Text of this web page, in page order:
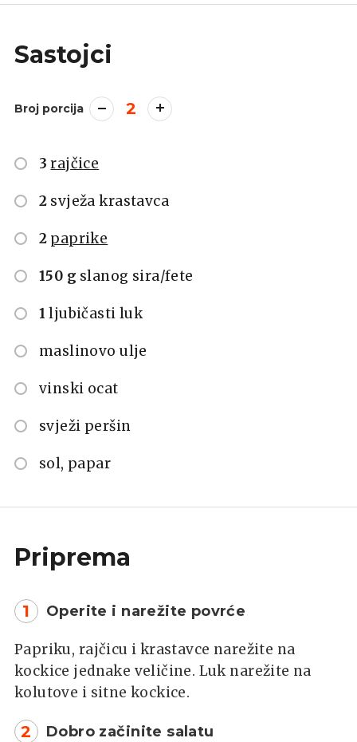
Sastojci
Broj porcija 2
3 rajčice
2 svježa krastavca
2 paprike
150 g slanog sira/fete
1 ljubičasti luk
maslinovo ulje
vinski ocat
svježi peršin
sol, papar
Priprema
1 Operite i narežite povrće
Papriku, rajčicu i krastavce narežite na
kockice jednake veličine. Luk narežite na
kolutove i sitne kockice.
2 Dobro začinite salatu